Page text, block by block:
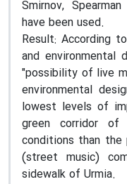
Smirnov,
have been used.
Result: According
and environmental
"possibility of live
environmental
lowest levels of
green corridor of
conditions than the
(street music)
sidewalk of Urmia.